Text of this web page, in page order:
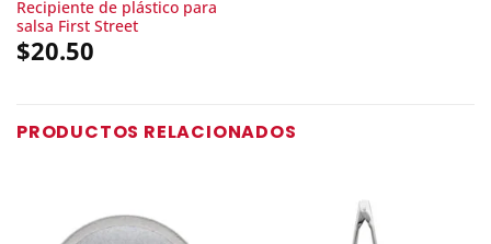
Recipiente de plástico para
salsa First Street
$20.50
PRODUCTOS RELACIONADOS